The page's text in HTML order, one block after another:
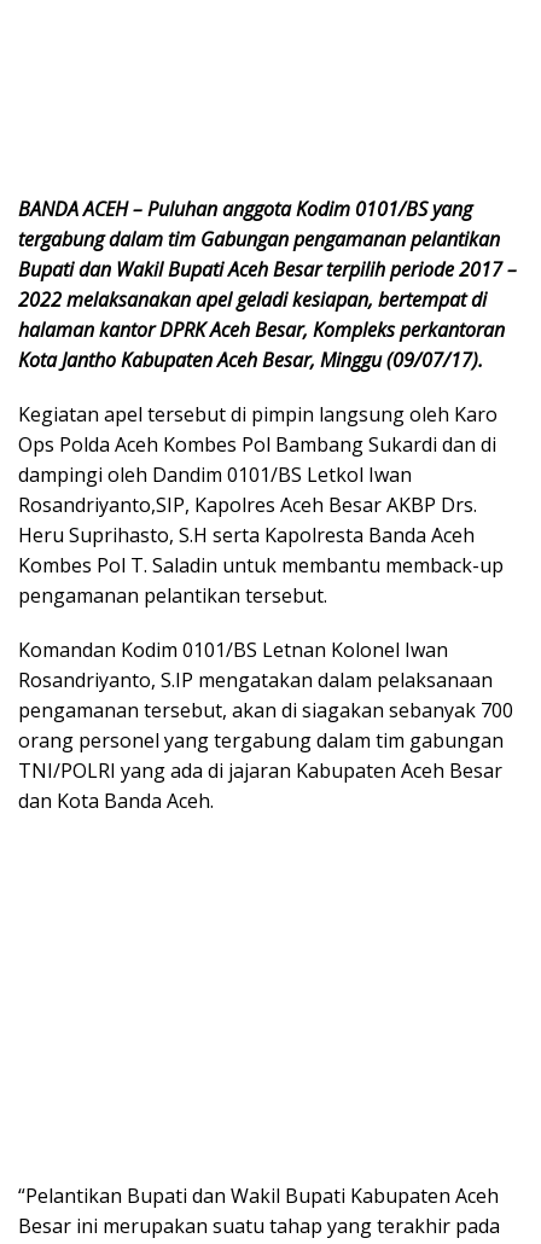
BANDA ACEH – Puluhan anggota Kodim 0101/BS yang
tergabung dalam tim Gabungan pengamanan pelantikan
Bupati dan Wakil Bupati Aceh Besar terpilih periode 2017 –
2022 melaksanakan apel geladi kesiapan, bertempat di
halaman kantor DPRK Aceh Besar, Kompleks perkantoran
Kota Jantho Kabupaten Aceh Besar, Minggu (09/07/17).
Kegiatan apel tersebut di pimpin langsung oleh Karo
Ops Polda Aceh Kombes Pol Bambang Sukardi dan di
dampingi oleh Dandim 0101/BS Letkol Iwan
Rosandriyanto,SIP, Kapolres Aceh Besar AKBP Drs.
Heru Suprihasto, S.H serta Kapolresta Banda Aceh
Kombes Pol T. Saladin untuk membantu memback-up
pengamanan pelantikan tersebut.
Komandan Kodim 0101/BS Letnan Kolonel Iwan
Rosandriyanto, S.IP mengatakan dalam pelaksanaan
pengamanan tersebut, akan di siagakan sebanyak 700
orang personel yang tergabung dalam tim gabungan
TNI/POLRI yang ada di jajaran Kabupaten Aceh Besar
dan Kota Banda Aceh.
“Pelantikan Bupati dan Wakil Bupati Kabupaten Aceh
Besar ini merupakan suatu tahap yang terakhir pada